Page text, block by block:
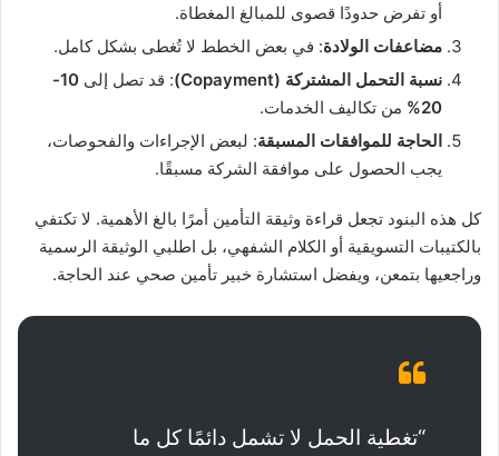
أو تفرض حدودًا قصوى للمبالغ المغطاة.
مضاعفات الولادة: في بعض الخطط لا تُغطى بشكل كامل.
نسبة التحمل المشتركة (Copayment) : قد تصل إلى
10-
20%
من تكاليف الخدمات.
الحاجة للموافقات المسبقة: لبعض الإجراءات والفحوصات،
يجب الحصول على موافقة الشركة مسبقًا.
كل هذه البنود تجعل قراءة وثيقة التأمين أمرًا بالغ الأهمية. لا تكتفي
بالكتيبات التسويقية أو الكلام الشفهي، بل اطلبي الوثيقة الرسمية
وراجعيها بتمعن، ويفضل استشارة خبير تأمين صحي عند الحاجة.
“تغطية الحمل لا تشمل دائمًا كل ما